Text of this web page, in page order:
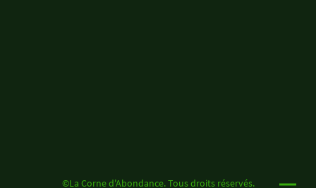
©La Corne d'Abondance. Tous droits réservés.